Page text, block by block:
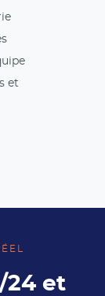
et
24 et